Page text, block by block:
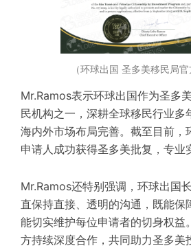
（环球出国 圣多美移民局官
Mr.Ramos表示环球出国作为圣多
民机构之一， 深耕全球移民行业多
海内外市场布局完善。 截至目前，
申请人成功获得圣多美批复， 专业
Mr.Ramos还特别强调 ， 环球出国
直保持直接、 透明的沟通，既能保
能切实维护每位申请者的切身权益
方持续深度合作 ，共同助力圣多